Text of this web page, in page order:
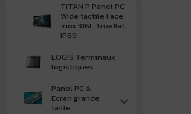
TITAN P Panel PC
Wide tactile Face
inox 316L Trueflat
IP69
LOGIS Terminaux
logistiques
Panel PC &
Ecran grande
taille